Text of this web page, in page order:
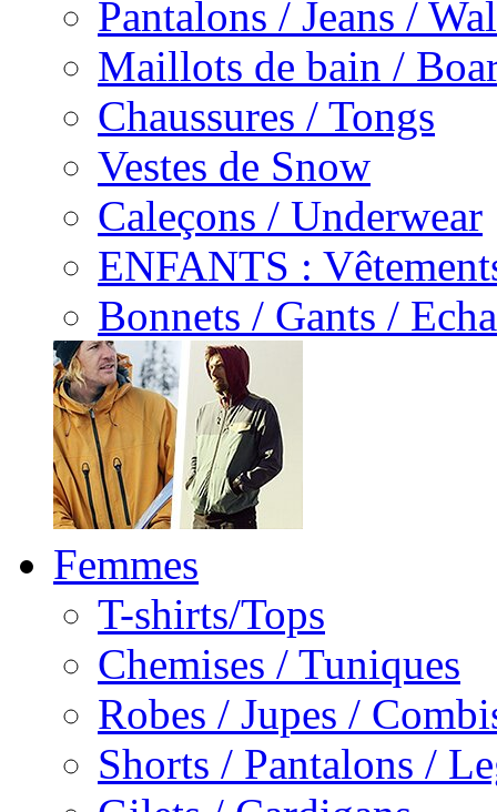
Pantalons / Jeans /
Maillots de bain /
Chaussures / Tongs
Vestes de Snow
Caleçons / Underwear
ENFANTS :
Bonnets / Gants /
Femmes
T-shirts/Tops
Chemises / Tuniques
Robes / Jupes /
Shorts / Pantalons /